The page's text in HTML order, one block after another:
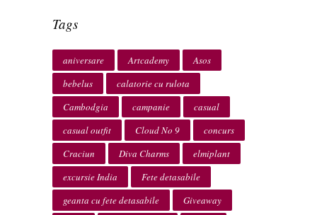
Tags
aniversare Artcademy
Asos
bebelus
calatorie cu rulota
Cambodgia
campanie
casual
casual outfit
Cloud No 9
concurs
Craciun
Diva Charms
elmiplant
excursie India
Fete detasabile
geanta cu fete detasabile
Giveaway